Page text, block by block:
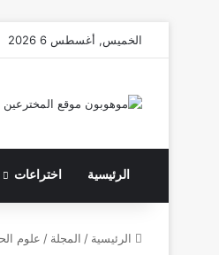
الخميس, أغسطس 6 2026
الرئيسية اختراعات
الرئيسية / المجلة / علوم